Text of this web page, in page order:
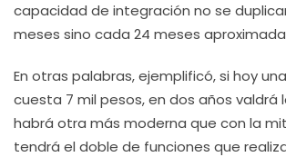
capacidad de integración no se
meses sino cada 24 meses
En otras palabras, ejemplificó, si hoy
cuesta 7 mil pesos, en dos años valdrá
habrá otra más moderna que con la
tendrá el doble de funciones que